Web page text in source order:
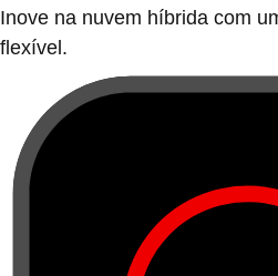
Inove na nuvem híbrida com
flexível.